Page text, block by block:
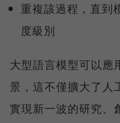
重複該過程，直到
度級別
大型語言模型可以應
景，這不僅擴大了人
實現新一波的研究、